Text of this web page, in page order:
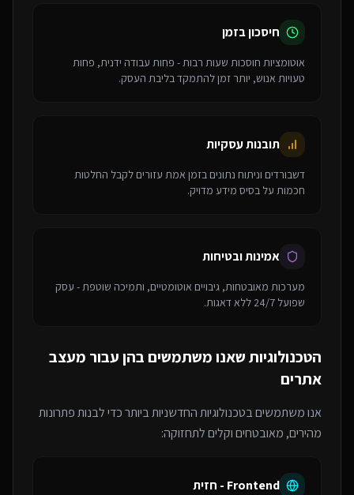
חיסכון בזמן
אוטומציות חוסכות שעות רבות - פחות עבודה ידנית, פחות
טעויות אנוש, יותר זמן להתמקד בליבת העסק.
תובנות עסקיות
דשבורדים וניתוח נתונים בזמן אמת עזורים לקבל החלטות
חכמות על בסיס מידע מדויק.
אמינות ובטיחות
מערכות מאובטחות, גיבויים אוטומטיים, ותמיכה שוטפת - עסק
שפועל 24/7 ללא דאגות.
הטכנולוגיות שאנו משתמשים בהן עבור מעצב
אתרים
אנו משתמשים בטכנולוגיות החדשניות ביותר כדי לבנות פתרונות
מהירים, מאובטחים וקלים לתחזוקה:
Frontend - חזית